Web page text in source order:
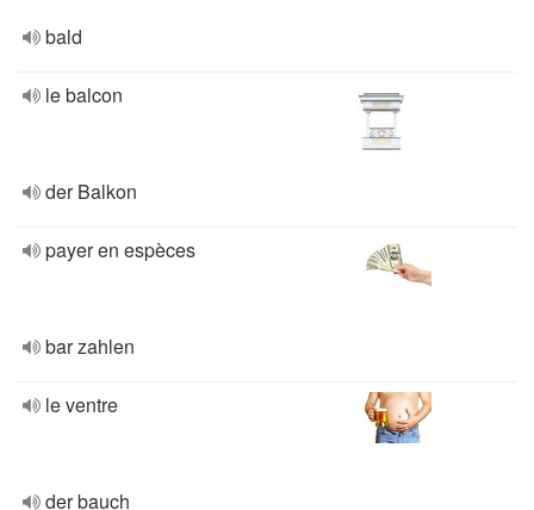
bald
le balcon
der Balkon
payer en espèces
bar zahlen
le ventre
der bauch